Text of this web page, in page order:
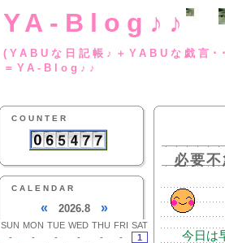
YA-Blog♪♪
(YABUな日記帳♪
＝YA-Blog♪♪
COUNTER
CALENDAR
« 2026.8 »
SUN MON TUE WED THU FRI SAT
-
- - - - -
1
必要
今日は